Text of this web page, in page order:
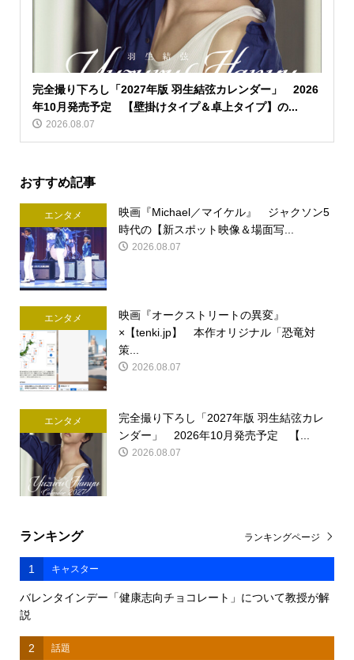
完全撮り下ろし「2027年版 羽生結弦カレンダー」 2026
年10月発売予定 【壁掛けタイプ＆卓上タイプ】の...
2026.08.07
おすすめ記事
エンタメ
映画『Michael／マイケル』 ジャクソン5
時代の【新スポット映像＆場面写...
2026.08.07
エンタメ
映画『オークストリートの異変』
×【tenki.jp】 本作オリジナル「恐竜対
策...
2026.08.07
エンタメ
完全撮り下ろし「2027年版 羽生結弦カレ
ンダー」 2026年10月発売予定 【...
2026.08.07
ランキング
1 キャスター
バレンタインデー「健康志向チョコレート」について教授が解
説
2 話題
ランキングページ